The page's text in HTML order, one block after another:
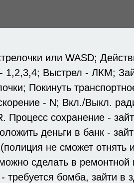
или WASD;
1,2,3,4; Выстрел - ЛКМ;
Покинуть
- N; Вкл./Выкл.
Процесс сохранение -
деньги в банк -
не сможет отнять
сделать в ремонтной
требуется бомба, зайти в